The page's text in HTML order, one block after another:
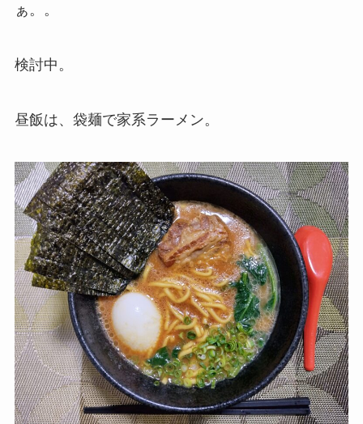
ぁ。。
検討中。
昼飯は、袋麺で家系ラーメン。